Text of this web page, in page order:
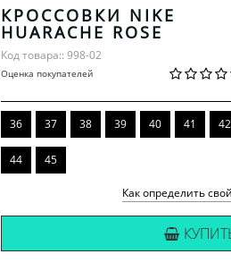
КРОССОВКИ NIKE
HUARACHE ROSE
Код товара:: 998-02
Оценка покупателей
36 37 38 39 40 41 42
44 45
Как определить